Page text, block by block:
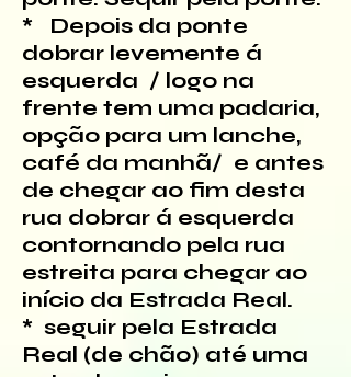
* Depois da ponte
dobrar levemente á
esquerda / logo na
frente tem uma padaria,
opção para um lanche,
café da manhã/ e antes
de chegar ao fim desta
rua dobrar á esquerda
contornando pela rua
estreita para chegar ao
início da Estrada Real.
* seguir pela Estrada
Real (de chão) até uma